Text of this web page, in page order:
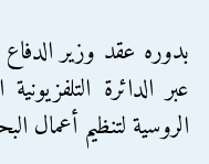
بدوره عقد وزير
عبر الدائرة
الروسية لتنظيم أعمال